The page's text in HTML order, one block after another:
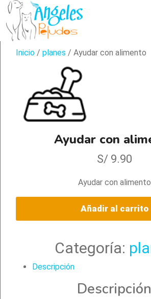
Inicio / planes / Ayudar con alimento
Ayudar con
S/9.90
Ayudar con alimento
Añadir al carrito
Categoría:
Descripción
Descripción